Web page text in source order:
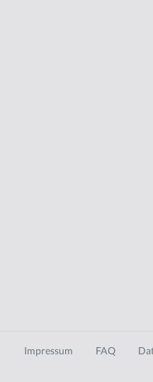
Impressum FAQ